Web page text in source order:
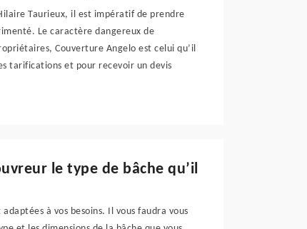
Taurieux, il est impératif de prendre
Le caractère dangereux de
Couverture Angelo est celui qu’il
tarifications et pour recevoir un devis
le type de bâche qu’il
à vos besoins. Il vous faudra vous